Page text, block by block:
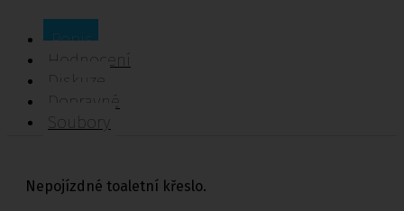
Popis
Hodnocení
Diskuze
Dopravné
Soubory
Nepojízdné toaletní křeslo.